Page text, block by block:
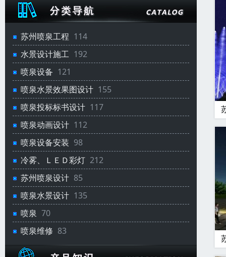
苏州喷泉工程 114
水景设计施工 192
喷泉设备 121
喷泉水景效果图设计 155
喷泉投标标书设计 117
喷泉动画设计 112
喷泉设备安装 98
冷雾、ＬＥＤ彩灯 212
苏州喷泉设计 85
喷泉水景设计 135
喷泉 70
喷泉维修 83